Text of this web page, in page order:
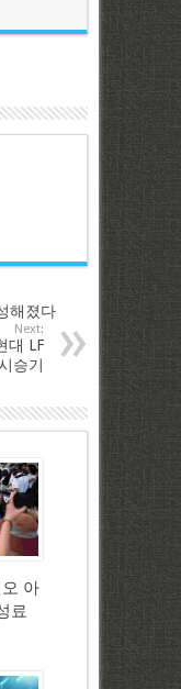
해졌다
Next:
대 LF
승기
아
료